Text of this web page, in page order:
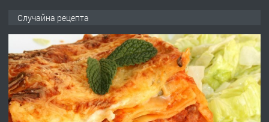
преди 1 година
ПРЕДЛАГА Работа за общи работници
Случайна рецепта